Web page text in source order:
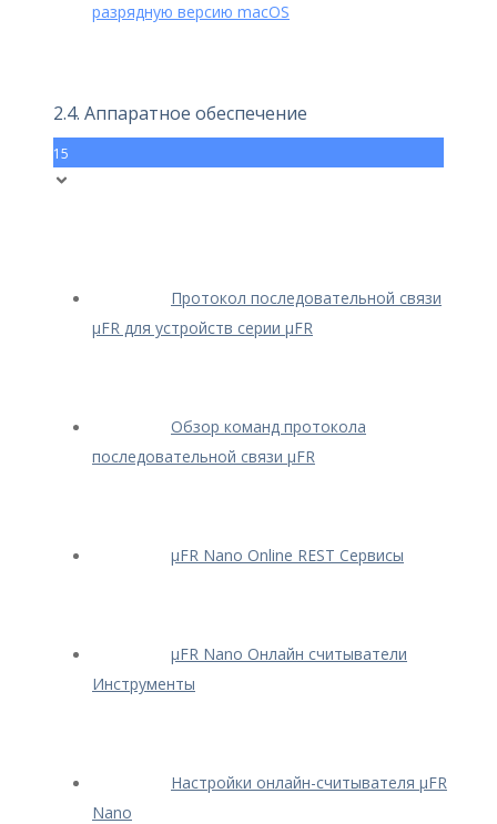
разрядную версию macOS
2.4. Аппаратное обеспечение
15
Протокол последовательной связи
μFR для устройств серии μFR
Обзор команд протокола
последовательной связи μFR
μFR Nano Online REST Сервисы
μFR Nano Онлайн считыватели
Инструменты
Настройки онлайн-считывателя μFR
Nano